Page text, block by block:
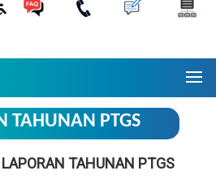
TAHUNAN PTGS
LAPORAN TAHUNAN PTGS